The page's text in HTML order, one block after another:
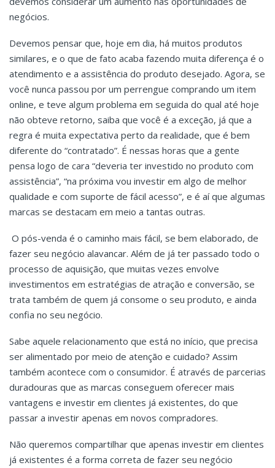
negócios.
Devemos pensar que, hoje em dia, há muitos produtos
similares, e o que de fato acaba fazendo muita diferença é o
atendimento e a assistência do produto desejado. Agora, se
você nunca passou por um perrengue comprando um item
online, e teve algum problema em seguida do qual até hoje
não obteve retorno, saiba que você é a exceção, já que a
regra é muita expectativa perto da realidade, que é bem
diferente do “contratado”. É nessas horas que a gente
pensa logo de cara “deveria ter investido no produto com
assistência”, “na próxima vou investir em algo de melhor
qualidade e com suporte de fácil acesso”, e é aí que algumas
marcas se destacam em meio a tantas outras.
O pós-venda é o caminho mais fácil, se bem elaborado, de
fazer seu negócio alavancar. Além de já ter passado todo o
processo de aquisição, que muitas vezes envolve
investimentos em estratégias de atração e conversão, se
trata também de quem já consome o seu produto, e ainda
confia no seu negócio.
Sabe aquele relacionamento que está no início, que precisa
ser alimentado por meio de atenção e cuidado? Assim
também acontece com o consumidor. É através de parcerias
duradouras que as marcas conseguem oferecer mais
vantagens e investir em clientes já existentes, do que
passar a investir apenas em novos compradores.
Não queremos compartilhar que apenas investir em clientes
já existentes é a forma correta de fazer seu negócio